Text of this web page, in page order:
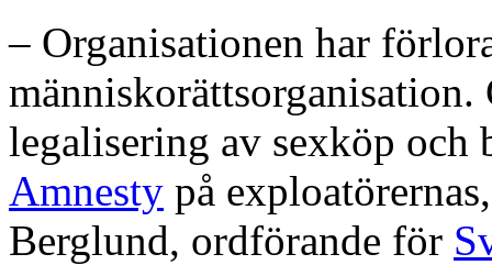
– Organisationen har
människorättsorganisation.
legalisering av sexköp och
Amnesty på
Berglund, ordförande för